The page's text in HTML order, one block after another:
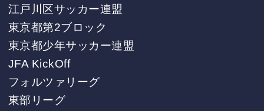
江戸川区サッカー連盟
東京都第2ブロック
東京都少年サッカー連盟
JFA KickOff
フォルツァリーグ
東部リーグ